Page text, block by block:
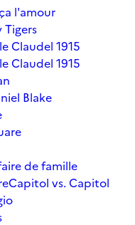
l'amour
Tigers
Claudel 1915
Claudel 1915
Blake
de famille
Capitol vs. Capitol